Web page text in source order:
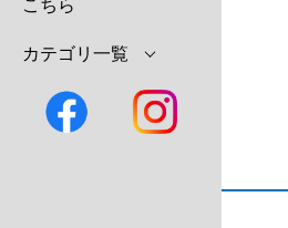
こちら
カテゴリ一覧